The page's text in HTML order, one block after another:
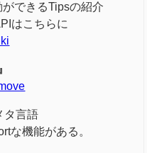
できるTipsの紹介
はこちらに
タ言語
な機能がある。